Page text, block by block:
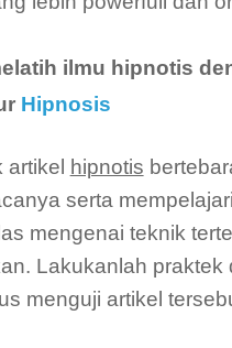
ilmu hipnotis
Hipnosis
artikel hipnotis
serta
mengenai teknik
Lakukanlah
menguji artikel